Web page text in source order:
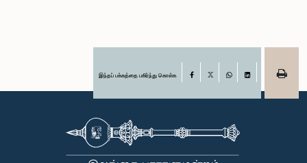
இந்தப் பக்கத்தை பகிர்ந்து கொள்க Facebook